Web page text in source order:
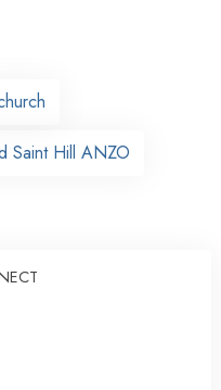
Saint Hill ANZO